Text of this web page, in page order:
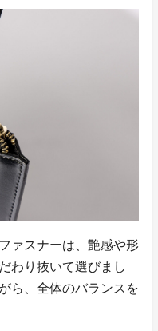
ァスナーは、艶感や形
わり抜いて選びまし
ら、全体のバランスを